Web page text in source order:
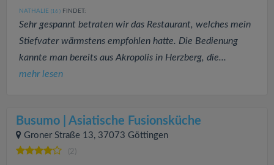
NATHALIE (16 ) FINDET:
Sehr gespannt betraten wir das Restaurant, welches mein
Stiefvater wärmstens empfohlen hatte. Die Bedienung
kannte man bereits aus Akropolis in Herzberg, die...
mehr lesen
Busumo | Asiatische Fusionsküche
Groner Straße 13, 37073 Göttingen
(2)